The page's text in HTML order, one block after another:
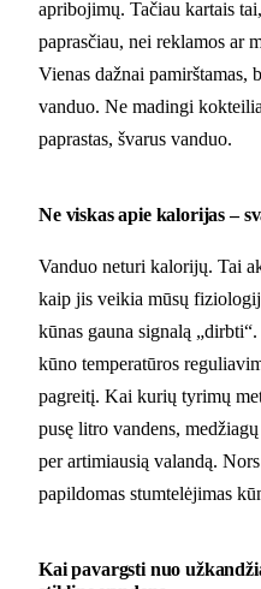
apribojimų. Tačiau kartais
paprasčiau, nei reklamos ar
Vienas dažnai pamirštamas,
vanduo. Ne madingi
paprastas, švarus vanduo.
Ne viskas apie kalorijas –
Vanduo neturi kalorijų. Tai
kaip jis veikia mūsų
kūnas gauna signalą
kūno temperatūros
pagreitį. Kai kurių tyrimų
pusę litro vandens,
per artimiausią valandą.
papildomas stumtelėjimas
Kai pavargsti nuo